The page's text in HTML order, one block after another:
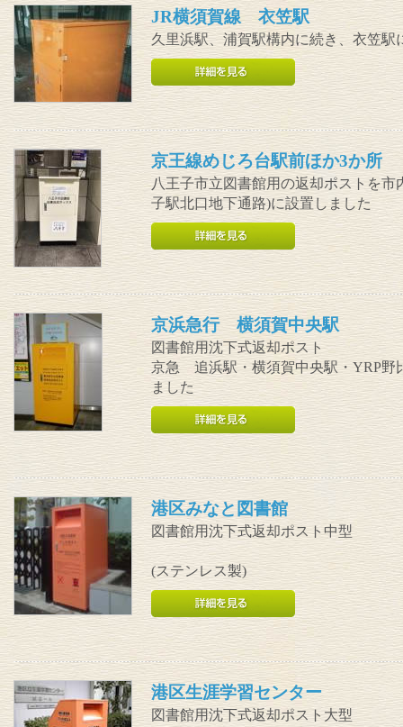
JR横須賀線 衣笠駅
久里浜駅、浦賀駅構内に続き、衣笠
京王線めじろ台駅前ほか3か所
八王子市立図書館用の返却ポストを
子駅北口地下通路)に設置しました
京浜急行 横須賀中央駅
図書館用沈下式返却ポスト
京急 追浜駅・横須賀中央駅・YRP野
ました
港区みなと図書館
図書館用沈下式返却ポスト中型
(ステンレス製)
港区生涯学習センター
図書館用沈下式返却ポスト大型